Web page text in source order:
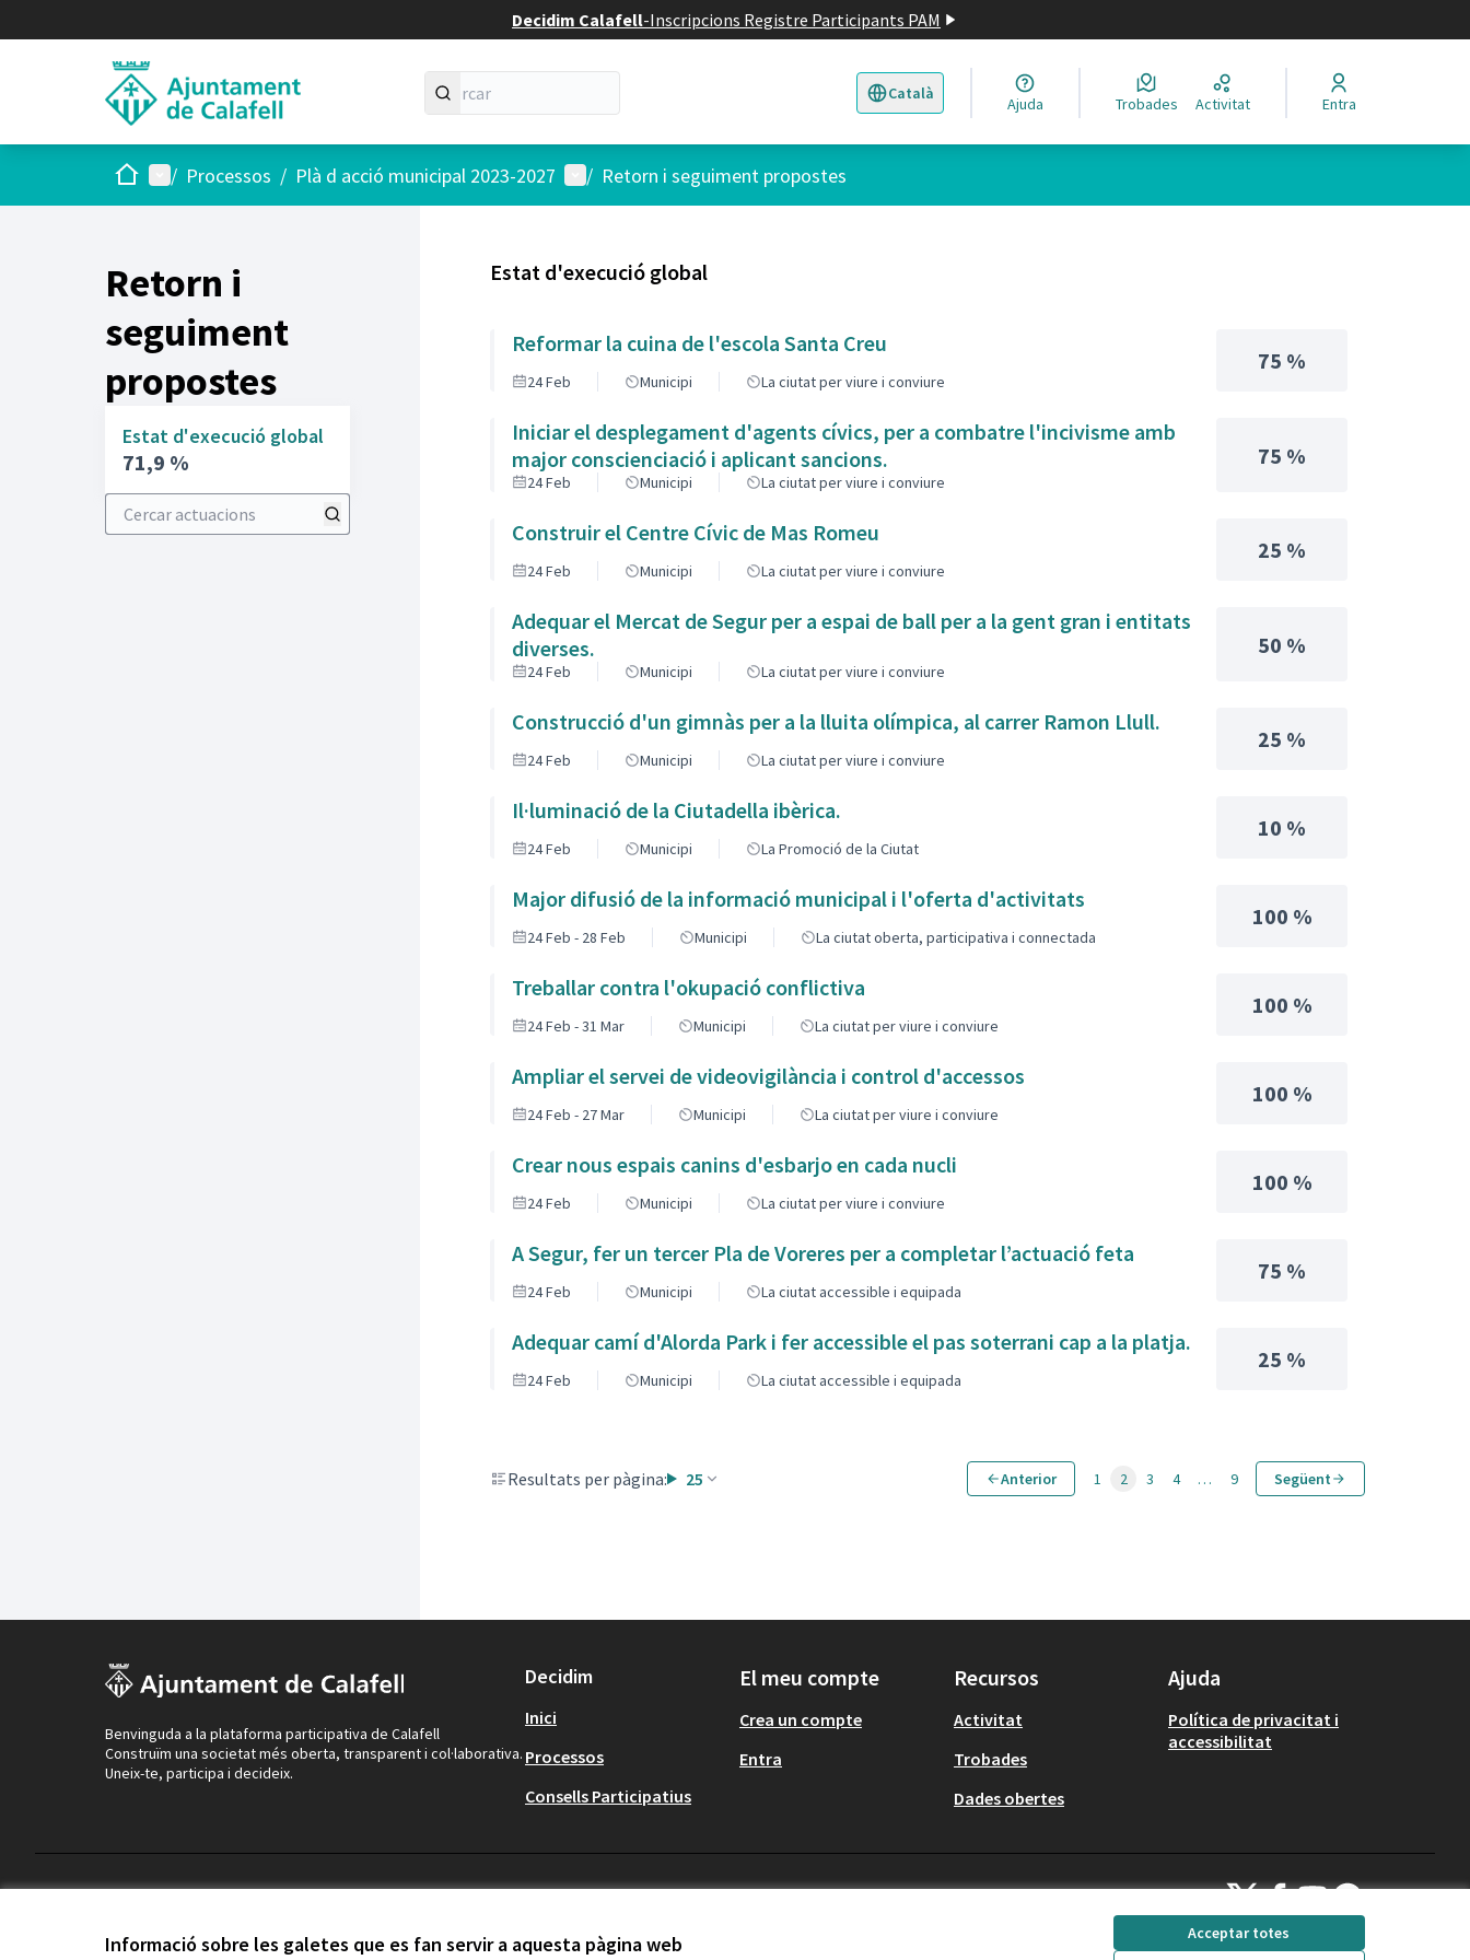
Informació sobre les galetes que es fan servir a aquesta pàgina web
Acceptar totes
Decidim Calafell-Inscripcions Registre Participants PAM
Català
Triar la llengua Elegir el idioma
Ajuda Trobades Activitat Entra
Inici Menú principal
/ Processos / Plà d acció municipal 2023-2027 Menú d'usuari
/ Retorn i seguiment propostes
Retorn i
seguiment
propostes
Estat d'execució global
71,9 %
Cercar actuacions
Estat d'execució global
Reformar la cuina de l'escola Santa Creu
24 Feb Municipi La ciutat per viure i conviure
75 %
Iniciar el desplegament d'agents cívics, per a combatre l'incivisme amb
major conscienciació i aplicant sancions.
24 Feb Municipi La ciutat per viure i conviure
75 %
Construir el Centre Cívic de Mas Romeu
24 Feb Municipi La ciutat per viure i conviure
25 %
Adequar el Mercat de Segur per a espai de ball per a la gent gran i entitats
diverses.
24 Feb Municipi La ciutat per viure i conviure
50 %
Construcció d'un gimnàs per a la lluita olímpica, al carrer Ramon Llull.
24 Feb Municipi La ciutat per viure i conviure
25 %
Il·luminació de la Ciutadella ibèrica.
24 Feb Municipi La Promoció de la Ciutat
10 %
Major difusió de la informació municipal i l'oferta d'activitats
24 Feb - 28 Feb Municipi La ciutat oberta, participativa i connectada
100 %
Treballar contra l'okupació conflictiva
24 Feb - 31 Mar Municipi La ciutat per viure i conviure
100 %
Ampliar el servei de videovigilància i control d'accessos
24 Feb - 27 Mar Municipi La ciutat per viure i conviure
100 %
Crear nous espais canins d'esbarjo en cada nucli
24 Feb Municipi La ciutat per viure i conviure
100 %
A Segur, fer un tercer Pla de Voreres per a completar l’actuació feta
24 Feb Municipi La ciutat accessible i equipada
75 %
Adequar camí d'Alorda Park i fer accessible el pas soterrani cap a la platja.
24 Feb Municipi La ciutat accessible i equipada
25 %
Resultats per pàgina: 25 Anterior 1 2 3 4 … 9 Següent
Benvinguda a la plataforma participativa de Calafell
Construïm una societat més oberta, transparent i col·laborativa.
Uneix-te, participa i decideix.
Decidim
Inici
Processos
Consells Participatius
El meu compte
Crea un compte
Entra
Recursos
Activitat
Trobades
Dades obertes
Ajuda
Política de privacitat i
accessibilitat
Decidim Calafell a X
(Enllaç extern)
Decidim Calafell a Facebook
(Enllaç extern)
Decidim Calafell a YouTube
(Enllaç extern)
Decidim Calafell a
(Enllaç extern)